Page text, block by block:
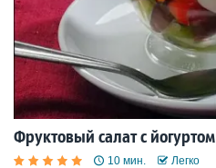
Фруктовый салат с йогуртом
10 мин. Легко